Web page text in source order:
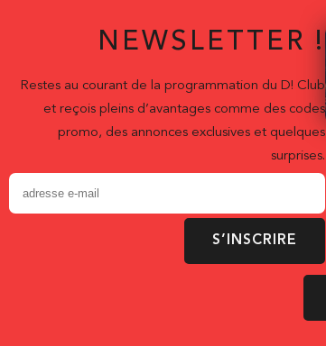
NEWSLETTER !
Restes au courant de la programmation du D! Club
et reçois pleins d’avantages comme des codes
promo, des annonces exclusives et quelques
surprises.
S’INSCRIRE